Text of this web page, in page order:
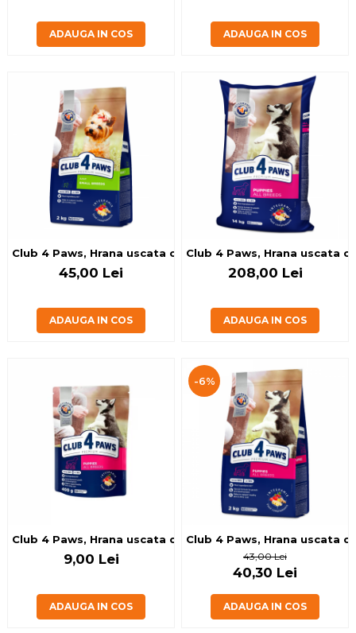
ADAUGA IN COS ADAUGA IN COS
Club 4 Paws, Hrana uscata caini de talie mica, 2kg
45,00 Lei
ADAUGA IN COS
Club 4 Paws, Hrana uscata
208,00 Lei
ADAUGA IN COS
Club 4 Paws, Hrana uscata catei toate rasele, cu pui, 400g
9,00 Lei
ADAUGA IN COS
-6%
Club 4 Paws, Hrana uscata
43,00 Lei
40,30 Lei
ADAUGA IN COS